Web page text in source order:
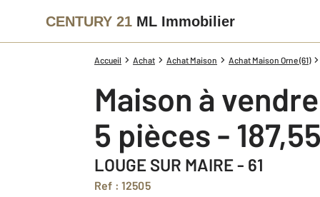
CENTURY 21 ML Immobilier
Accueil Achat Achat Maison Achat Maison Orne (61)
Maison à vendre
5 pièces -
LOUGE SUR MAIRE - 61
Ref : 12505